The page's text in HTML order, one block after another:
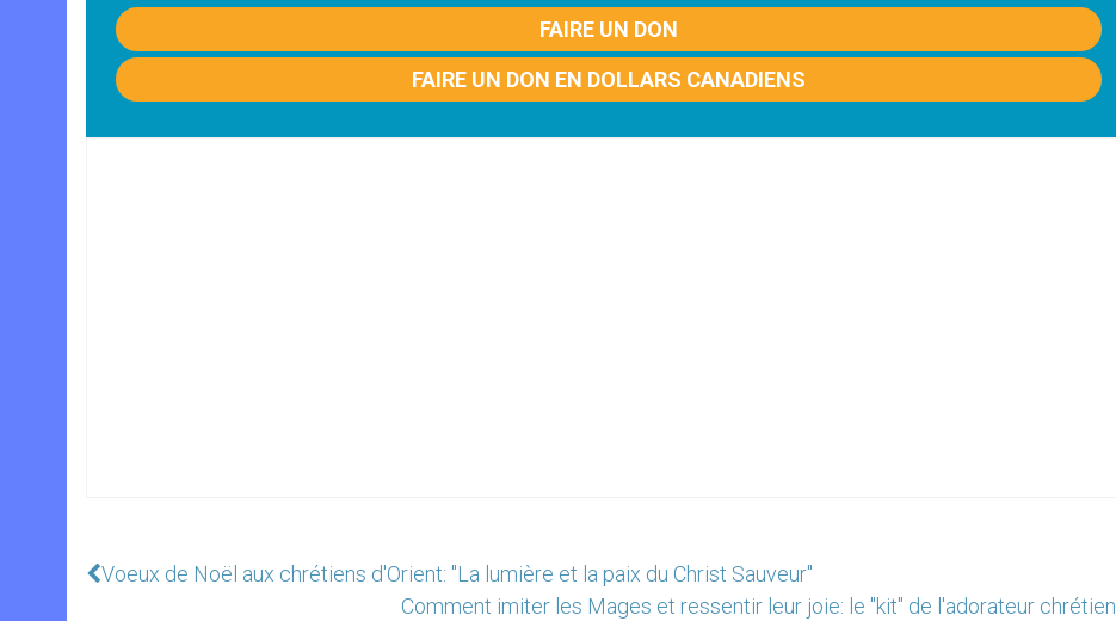
FAIRE UN DON
FAIRE UN DON EN DOLLARS CANADIENS
Voeux de Noël aux chrétiens d'Orient: "La lumière et la paix du Christ Sauveur"
Comment imiter les Mages et ressentir leur joie: le "kit" de l'adorateur chrétien